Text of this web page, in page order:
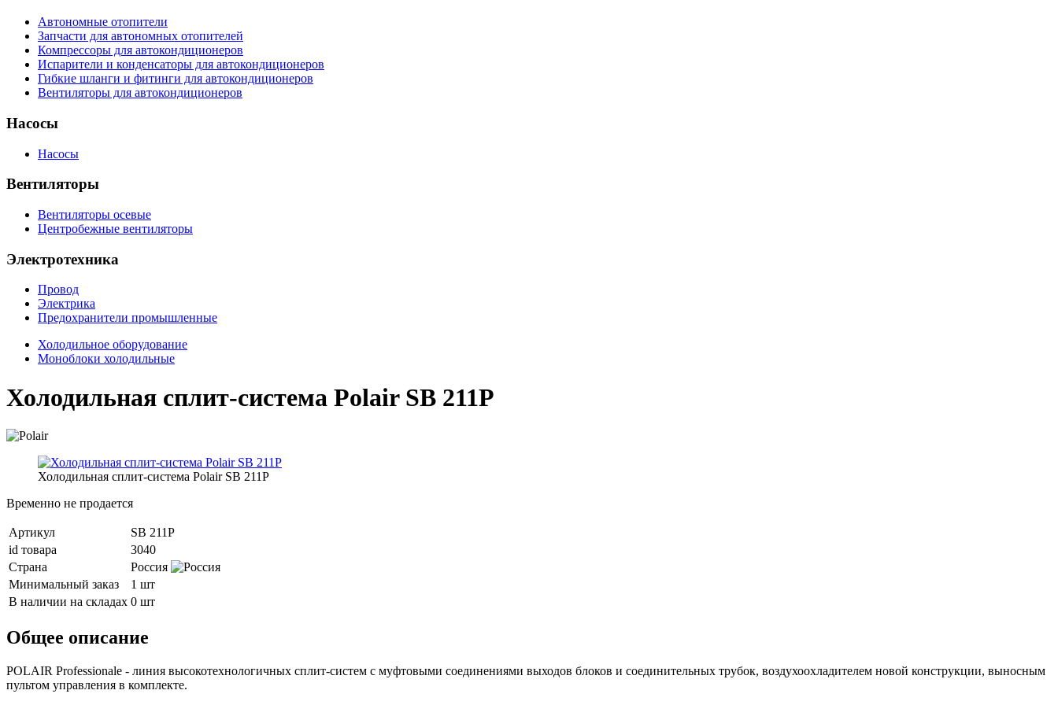
Автономные отопители
Запчасти для автономных отопителей
Компрессоры для автокондиционеров
Испарители и конденсаторы для автокондиционеров
Гибкие шланги и фитинги для автокондиционеров
Вентиляторы для автокондиционеров
Насосы
Насосы
Вентиляторы
Вентиляторы осевые
Центробежные вентиляторы
Электротехника
Провод
Электрика
Предохранители промышленные
Холодильное оборудование
Моноблоки холодильные
Холодильная сплит-система Polair SB 211P
Холодильная сплит-система Polair SB 211P
Временно не продается
Артикул
SB 211P
id товара
3040
Страна
Россия
Минимальный заказ
1 шт
В наличии на складах 0 шт
Общее описание
POLAIR Professionale - линия высокотехнологичных сплит-систем с муфтовыми соединениями выходов блоков и соединительных трубок, воздухоохладителем новой конструкции, выносным
пультом управления в комплекте.